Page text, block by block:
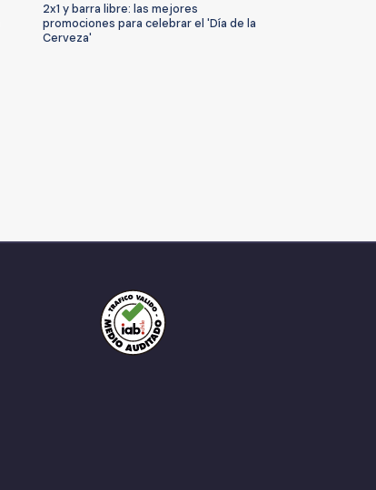
2x1 y barra libre: las mejores
promociones para celebrar el 'Día de la
Cerveza'